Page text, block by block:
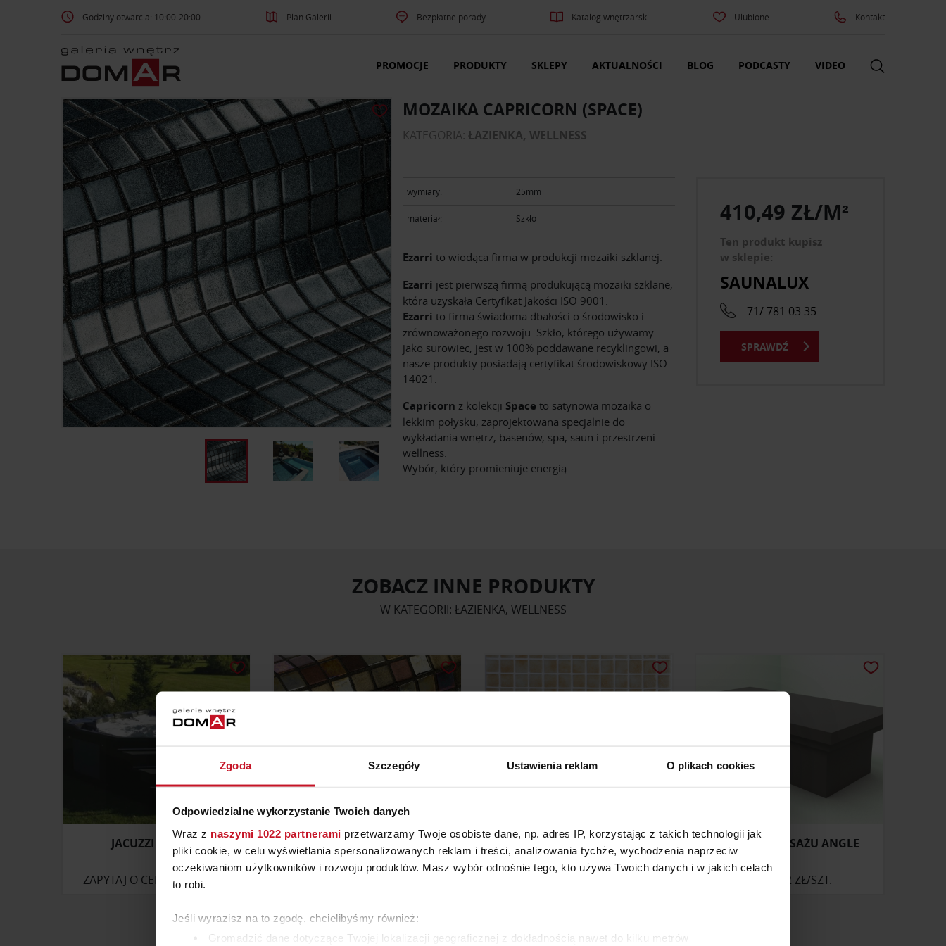
Zgoda Szczegóły Ustawienia reklam O plikach cookies
Odpowiedzialne wykorzystanie Twoich danych
Wraz z naszymi 1022 partnerami przetwarzamy Twoje osobiste dane, np. adres IP, korzystając z takich technologii jak
pliki cookie, w celu wyświetlania spersonalizowanych reklam i treści, analizowania tychże, wychodzenia naprzeciw
oczekiwaniom użytkowników i rozwoju produktów. Masz wybór odnośnie tego, kto używa Twoich danych i w jakich celach
to robi.
Jeśli wyrazisz na to zgodę, chcielibyśmy również:
Gromadzić dane dotyczące Twojej lokalizacji geograficznej z dokładnością nawet do kilku metrów
Godziny otwarcia: 10:00-20:00 Plan Galerii Bezpłatne porady Katalog wnętrzarski Ulubione Kontakt
PROMOCJE PRODUKTY SKLEPY AKTUALNOŚCI BLOG PODCASTY VIDEO
MOZAIKA CAPRICORN (SPACE)
KATEGORIA: ŁAZIENKA, WELLNESS
wymiary: 25mm
materiał: Szkło
Ezarri to wiodąca firma w produkcji mozaiki szklanej.
Ezarri jest pierwszą firmą produkującą mozaiki szklane,
która uzyskała Certyfikat Jakości ISO 9001.
Ezarri to firma świadoma dbałości o środowisko i
zrównoważonego rozwoju. Szkło, którego używamy
jako surowiec, jest w 100% poddawane recyklingowi, a
nasze produkty posiadają certyfikat środowiskowy ISO
14021.
Capricorn z kolekcji Space to satynowa mozaika o
lekkim połysku, zaprojektowana specjalnie do
wykładania wnętrz, basenów, spa, saun i przestrzeni
wellness.
Wybór, który promieniuje energią.
410,49 ZŁ/M²
Ten produkt kupisz
w sklepie:
SAUNALUX
71/ 781 03 35
SPRAWDŹ
ZOBACZ INNE PRODUKTY
W KATEGORII: ŁAZIENKA, WELLNESS
JACUZZI ORCHID
ZAPYTAJ O CENĘ W SALONIE
MOZAIKA COSMOPOLITAN
(COCKTAIL)
MOZAIKA 2597-B (NIEBLA) STÓŁ DO MASAŻU ANGLE
6 683,82 ZŁ/SZT.
WIĘCEJ PRODUKTÓW Z TEJ KATEGORII